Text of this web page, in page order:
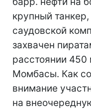
крупный
саудовской
захвачен
расстоянии 450
Момбасы. Как
внимание
на